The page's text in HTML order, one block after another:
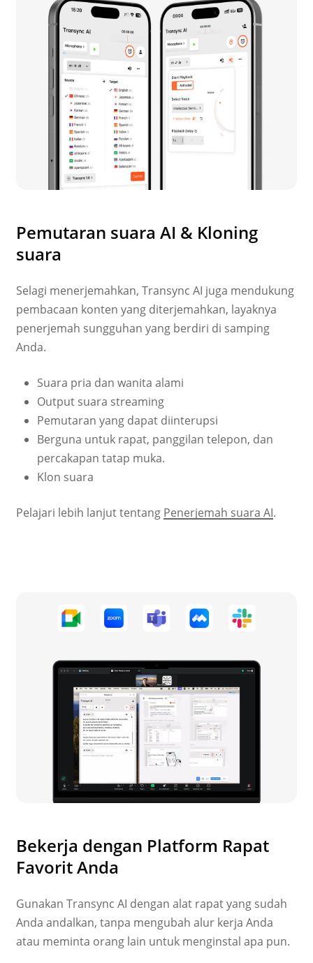
Pemutaran suara AI & Kloning
suara
Selagi menerjemahkan, Transync AI juga mendukung
pembacaan konten yang diterjemahkan, layaknya
penerjemah sungguhan yang berdiri di samping
Anda.
Suara pria dan wanita alami
Output suara streaming
Pemutaran yang dapat diinterupsi
Berguna untuk rapat, panggilan telepon, dan
percakapan tatap muka.
Klon suara
Pelajari lebih lanjut tentang Penerjemah suara AI.
Bekerja dengan Platform Rapat
Favorit Anda
Gunakan Transync AI dengan alat rapat yang sudah
Anda andalkan, tanpa mengubah alur kerja Anda
atau meminta orang lain untuk menginstal apa pun.